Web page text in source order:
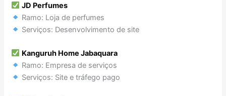
JD Perfumes
Ramo: Loja de perfumes
Serviços: Desenvolvimento de site
Kanguruh Home Jabaquara
Ramo: Empresa de serviços
Serviços: Site e tráfego pago